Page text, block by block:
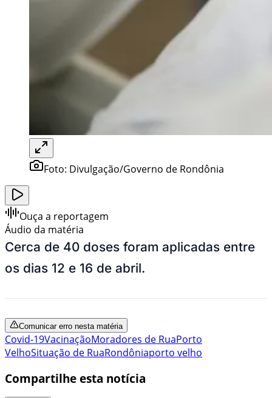
Foto: Divulgação/Governo de Rondônia
Ouça a reportagem
Áudio da matéria
Cerca de 40 doses foram aplicadas entre
os dias 12 e 16 de abril.
Comunicar erro nesta matéria
Covid-19VacinaçãoMoradores de RuaPorto
VelhoSituação de RuaRondôniaporto velho
Compartilhe esta notícia